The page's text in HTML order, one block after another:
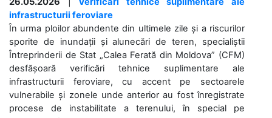
infrastructurii feroviare
În urma ploilor abundente din ultimele zile și a riscurilor
sporite de inundații și alunecări de teren, specialiștii
Întreprinderii de Stat „Calea Ferată din Moldova” (CFM)
desfășoară verificări tehnice suplimentare ale
infrastructurii feroviare, cu accent pe sectoarele
vulnerabile și zonele unde anterior au fost înregistrate
procese de instabilitate a terenului, în special pe